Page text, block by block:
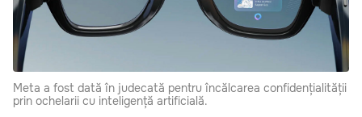
Meta a fost dată în judecată pentru încălcarea confidențialității
prin ochelarii cu inteligență artificială.